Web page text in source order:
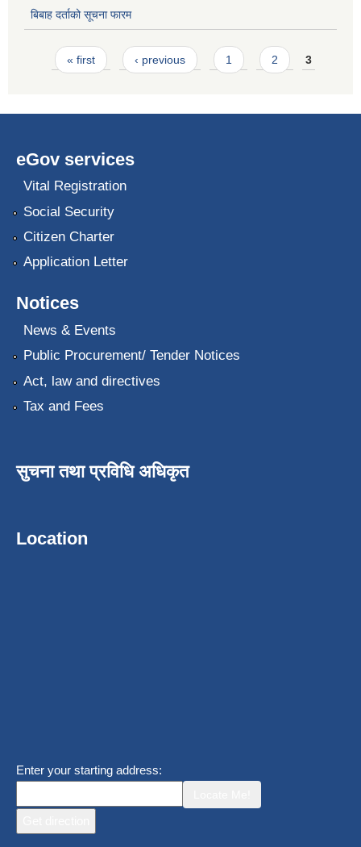
बिबाह दर्ताको सूचना फारम
Pages
« first ‹ previous 1 2 3
eGov services
Vital Registration
Social Security
Citizen Charter
Application Letter
Notices
News & Events
Public Procurement/ Tender Notices
Act, law and directives
Tax and Fees
सुचना तथा प्रविधि अधिकृत
Location
Enter your starting address: